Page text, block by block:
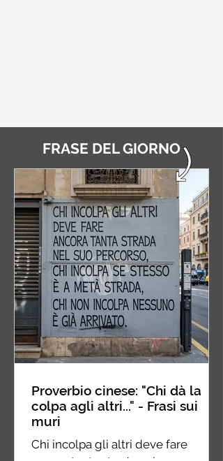
FRASE DEL GIORNO
Proverbio cinese: "Chi dà la
colpa agli altri..." - Frasi sui
muri
Chi incolpa gli altri deve fare